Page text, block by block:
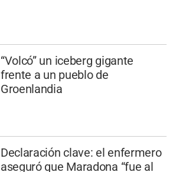
“Volcó” un iceberg gigante
frente a un pueblo de
Groenlandia
Declaración clave: el enfermero
aseguró que Maradona “fue al